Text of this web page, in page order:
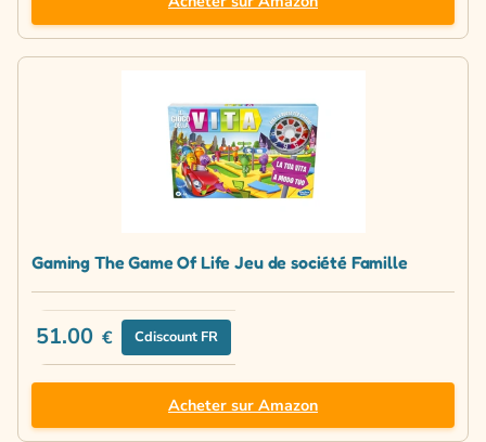
Gaming The Game Of Life Jeu de société Famille
51.00 € Cdiscount FR
Acheter sur Amazon